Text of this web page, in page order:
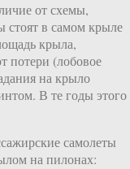
от схемы,
в самом крыле
крыла,
потери (лобовое
на крыло
В те годы этого
самолеты
на пилонах: